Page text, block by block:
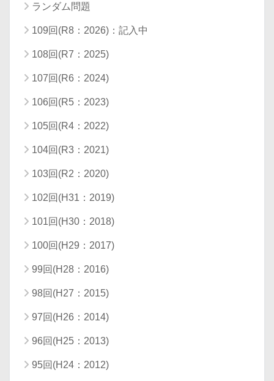
ランダム問題
109回(R8：2026)：記入中
108回(R7：2025)
107回(R6：2024)
106回(R5：2023)
105回(R4：2022)
104回(R3：2021)
103回(R2：2020)
102回(H31：2019)
101回(H30：2018)
100回(H29：2017)
99回(H28：2016)
98回(H27：2015)
97回(H26：2014)
96回(H25：2013)
95回(H24：2012)